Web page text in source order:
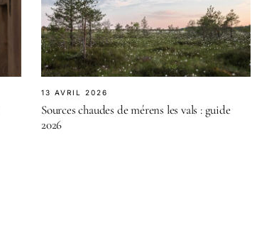
13 AVRIL 2026
Sources chaudes de mérens les vals : guide
2026